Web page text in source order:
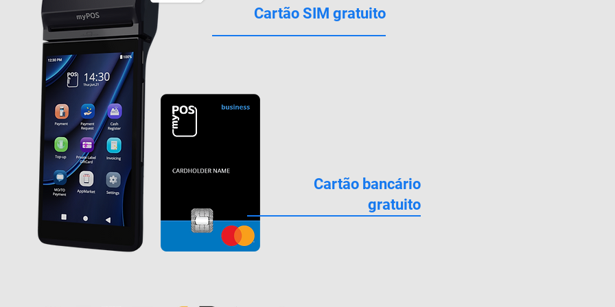
Cartão SIM gratuito
Cartão bancário
gratuito